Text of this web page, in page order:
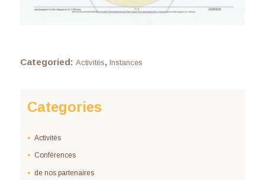
Categoried: Activités, Instances
Categories
Activités
Conférences
de nos partenaires